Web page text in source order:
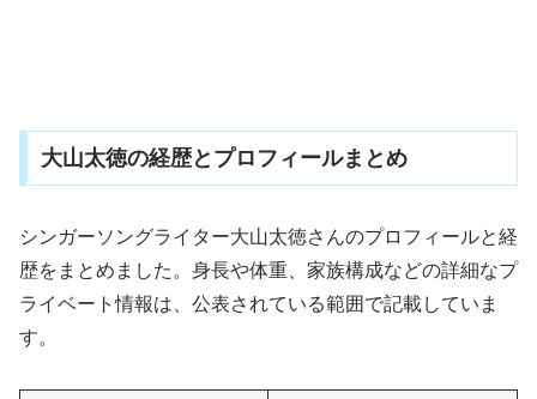
大山太徳の経歴とプロフィールまとめ
シンガーソングライター大山太徳さんのプロフィールと経
歴をまとめました。身長や体重、家族構成などの詳細なプ
ライベート情報は、公表されている範囲で記載していま
す。